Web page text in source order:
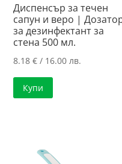
Диспенсър за течен
сапун и веро |
за дезинфектант за
стена 500 мл.
8.18€ / 16.00 лв.
Купи